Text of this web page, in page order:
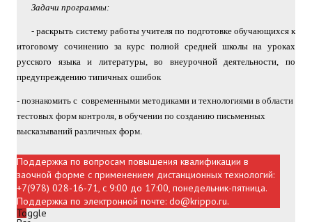
РУКОВОДСТВО
Методические рекомендации
КОНТАКТЫ
Задачи программы:
- раскрыть систему работы учителя по подготовке обучающихся к
итоговому сочинению за курс полной средней школы на уроках
русского языка и литературы, во внеурочной деятельности, по
предупреждению типичных ошибок
- познакомить с современными методиками и технологиями в области
тестовых форм контроля, в обучении по созданию письменных
высказываний различных форм.
Поддержка по вопросам повышения квалификации в
заочной форме с применением дистанционных технологий:
+7(978) 028-16-71, с 9:00 до 17:00, понедельник-пятница.
Поддержка по электронной почте: do@krippo.ru.
Toggle